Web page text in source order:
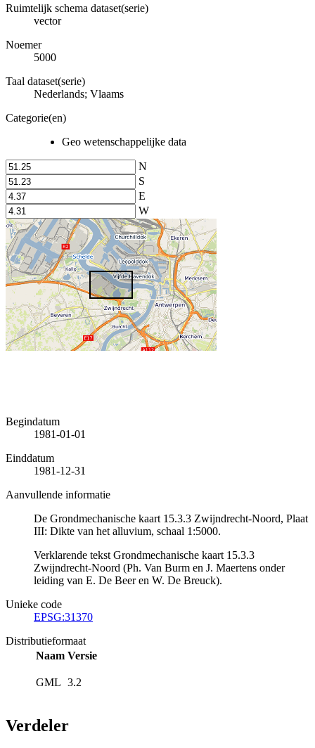
Ruimtelijk schema dataset(serie)
vector
Noemer
5000
Taal dataset(serie)
Nederlands; Vlaams
Categorie(en)
Geo wetenschappelijke data
N
S
E
W
Begindatum
1981-01-01
Einddatum
1981-12-31
Aanvullende informatie
De Grondmechanische kaart 15.3.3 Zwijndrecht-Noord, Plaat
III: Dikte van het alluvium, schaal 1:5000.
Verklarende tekst Grondmechanische kaart 15.3.3
Zwijndrecht-Noord (Ph. Van Burm en J. Maertens onder
leiding van E. De Beer en W. De Breuck).
Unieke code
EPSG:31370
Distributieformaat
Naam Versie
GML 3.2
Verdeler